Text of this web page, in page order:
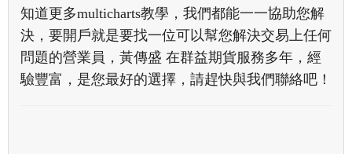
知道更多multicharts教學， 我們都能一一協助您解
決，要開戶就是要找一位可以幫您解決交易上任何
問題的營業員，黃傳盛 在群益期貨服務多年，經
驗豐富，是您最好的選擇，請趕快與我們聯絡吧！